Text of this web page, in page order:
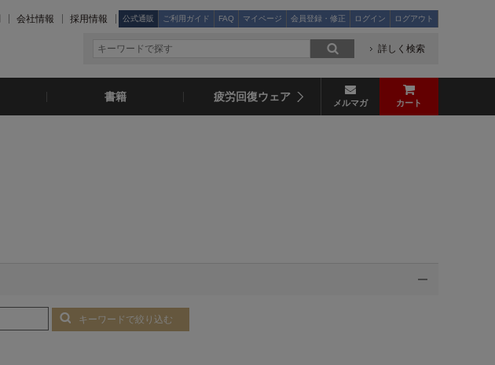
会社情報 採用情報 公式通販 ご利用ガイド FAQ マイページ 会員登録・修正 ログイン ログアウト
詳しく検索
書籍 疲労回復ウェア メルマガ カート
キーワードで絞り込む